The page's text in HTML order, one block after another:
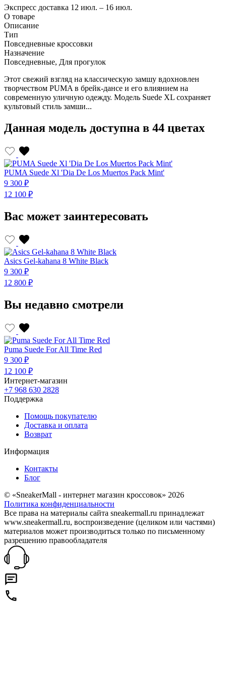
Экспресс доставка 12 июл. – 16 июл.
О товаре
Описание
Тип
Повседневные кроссовки
Назначение
Повседневные, Для прогулок
Этот свежий взгляд на классическую замшу вдохновлен
творчеством PUMA в брейк-дансе и его влиянием на
современную уличную одежду. Модель Suede XL сохраняет
культовый стиль замши...
Данная модель доступна в 44 цветах
PUMA Suede Xl 'Dia De Los Muertos Pack Mint'
9 300 ₽
12 100 ₽
Вас может заинтересовать
Asics Gel-kahana 8 White Black
9 300 ₽
12 800 ₽
Вы недавно смотрели
Puma Suede For All Time Red
9 300 ₽
12 100 ₽
Интернет-магазин
+7 968 630 2828
Поддержка
Помощь покупателю
Доставка и оплата
Возврат
Информация
Контакты
Блог
© «SneakerMall - интернет магазин кроссовок» 2026
Политика конфиденциальности
Все права на материалы сайта sneakermall.ru принадлежат
www.sneakermall.ru, воспроизведение (целиком или частями)
материалов может производиться только по письменному
разрешению правообладателя